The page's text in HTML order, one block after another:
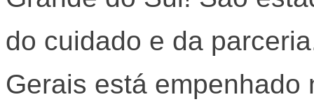
do cuidado e da
Gerais está